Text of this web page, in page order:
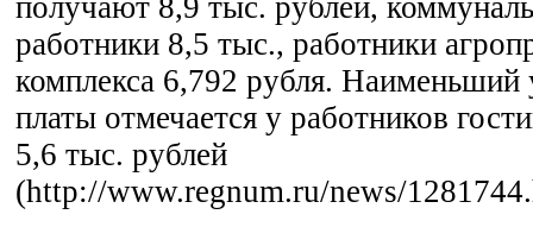
работники 8,5 тыс., работники
комплекса 6,792 рубля. Наименьший
платы отмечается у работников
5,6 тыс. рублей
(http://www.regnum.ru/news/